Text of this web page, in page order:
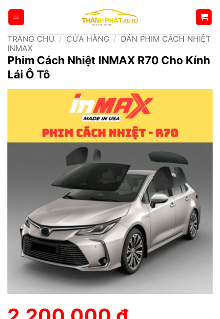
qua
dungTRANG CHỦ / CỬA HÀNG / DÁN PHIM CÁCH NHIỆT
INMAX
Phim Cách Nhiệt INMAX R70 Cho Kính
Lái Ô Tô